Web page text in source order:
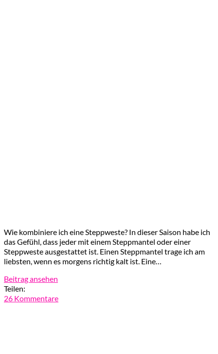
Wie kombiniere ich eine Steppweste? In dieser Saison habe ich
das Gefühl, dass jeder mit einem Steppmantel oder einer
Steppweste ausgestattet ist. Einen Steppmantel trage ich am
liebsten, wenn es morgens richtig kalt ist. Eine…
Beitrag ansehen
Teilen:
26 Kommentare